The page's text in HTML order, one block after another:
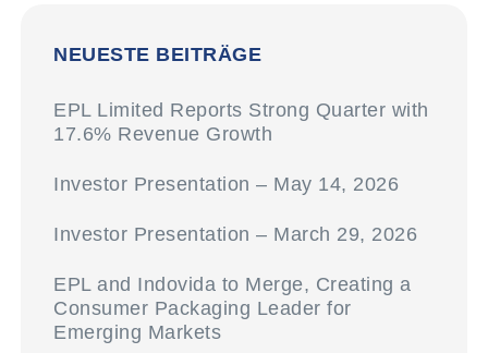
NEUESTE BEITRÄGE
EPL Limited Reports Strong Quarter with
17.6% Revenue Growth
Investor Presentation – May 14, 2026
Investor Presentation – March 29, 2026
EPL and Indovida to Merge, Creating a
Consumer Packaging Leader for
Emerging Markets